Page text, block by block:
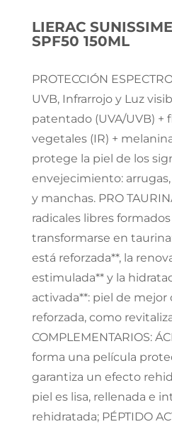
LIERAC
SPF50 150ML
PROTECCIÓN
UVB, Infrarrojo y Luz
patentado (UVA/UVB) +
vegetales (IR) +
protege la piel de los
envejecimiento:
y manchas. PRO
radicales libres
transformarse en
está reforzada**, la
estimulada** y la
activada**: piel de mejor
reforzada, como
COMPLEMENTARIOS:
forma una película
garantiza un efecto
piel es lisa, rellenada e
rehidratada; PÉPTIDO